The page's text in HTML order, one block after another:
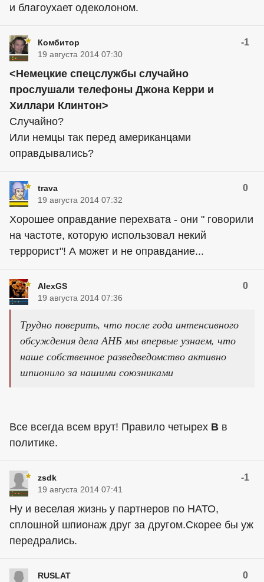
и благоухает одеколоном.
Комбитор -1
19 августа 2014 07:30
<Немецкие спецслужбы случайно
прослушали телефоны Джона Керри и
Хиллари Клинтон>
Случайно?
Или немцы так перед американцами
оправдывались?
trava 0
19 августа 2014 07:32
Хорошее оправдание перехвата - они " говорили
на частоте, которую использовал некий
террорист"! А может и не оправдание...
AlexGS 0
19 августа 2014 07:36
Трудно поверить, что после года интенсивного
обсуждения дела АНБ мы впервые узнаем, что
наше собственное разведведомство активно
шпионило за нашими союзниками
Все всегда всем врут! Правило четырех В в
политике.
zsdk -1
19 августа 2014 07:41
Ну и веселая жизнь у партнеров по НАТО,
сплошной шпионаж друг за другом.Скорее бы уж
передрались.
RUSLAT 0